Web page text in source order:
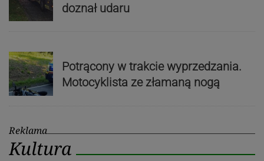
doznał udaru
Potrącony w trakcie wyprzedzania.
Motocyklista ze złamaną nogą
Reklama
Kultura